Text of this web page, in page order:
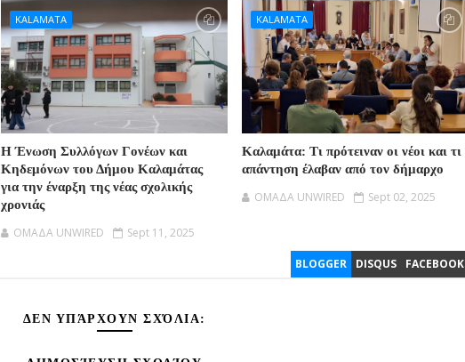
KALAMATA
H Ένωση Συλλόγων Γονέων και
Κηδεμόνων του Δήμου Καλαμάτας
για την έναρξη της νέας σχολικής
χρονιάς
OMAΔΑ UNWIRED Sept 11, 2025
KALAMATA
Καλαμάτα: Τι πρότειναν οι νέοι και τι
απάντηση έλαβαν από τον δήμαρχο
OMAΔΑ UNWIRED Sept 02, 2025
BLOGGER DISQUS FACEBOOK
ΔΕΝ ΥΠΆΡΧΟΥΝ ΣΧΌΛΙΑ: